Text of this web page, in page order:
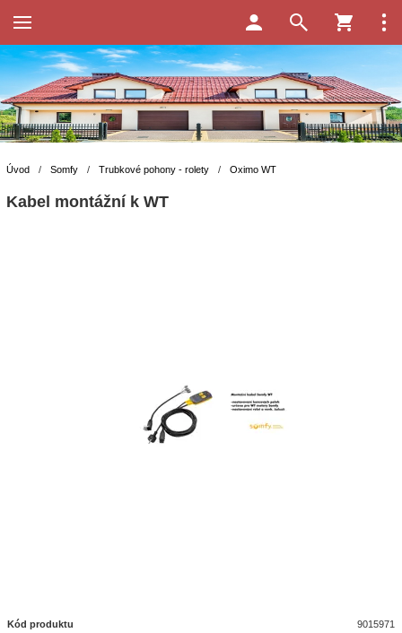
Úvod / Somfy / Trubkové pohony - rolety / Oximo WT
Kabel montážní k WT
Kód produktu 9015971